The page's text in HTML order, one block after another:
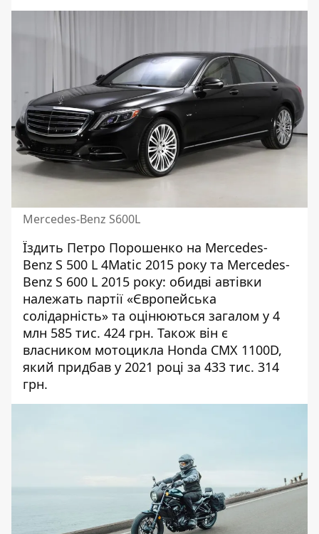
Mercedes-Benz S600L
Їздить Петро Порошенко на Mercedes-
Benz S 500 L 4Matic 2015 року та Mercedes-
Benz S 600 L 2015 року: обидві автівки
належать партії «Європейська
солідарність» та оцінюються загалом у 4
млн 585 тис. 424 грн. Також він є
власником мотоцикла Honda CMX 1100D,
який придбав у 2021 році за 433 тис. 314
грн.